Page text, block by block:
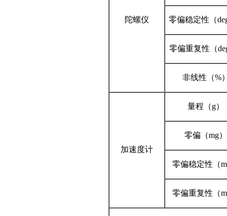
陀螺仪 零偏稳定性（
零偏重复性（
非线性（%
加速度计
量程（g）
零偏（mg）
零偏稳定性（
零偏重复性（